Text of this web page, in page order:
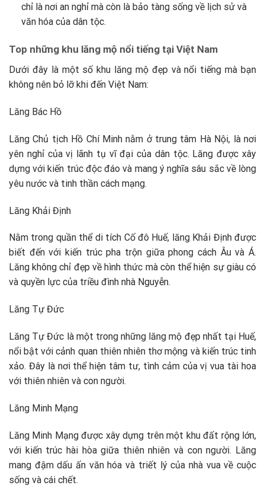
chỉ là nơi an nghỉ mà còn là bảo tàng sống về lịch sử và
văn hóa của dân tộc.
Top những khu lăng mộ nổi tiếng tại Việt Nam
Dưới đây là một số khu lăng mộ đẹp và nổi tiếng mà bạn
không nên bỏ lỡ khi đến Việt Nam:
Lăng Bác Hồ
Lăng Chủ tịch Hồ Chí Minh nằm ở trung tâm Hà Nội, là nơi
yên nghỉ của vị lãnh tụ vĩ đại của dân tộc. Lăng được xây
dựng với kiến trúc độc đáo và mang ý nghĩa sâu sắc về lòng
yêu nước và tinh thần cách mạng.
Lăng Khải Định
Nằm trong quần thể di tích Cố đô Huế, lăng Khải Định được
biết đến với kiến trúc pha trộn giữa phong cách Âu và Á.
Lăng không chỉ đẹp về hình thức mà còn thể hiện sự giàu có
và quyền lực của triều đình nhà Nguyễn.
Lăng Tự Đức
Lăng Tự Đức là một trong những lăng mộ đẹp nhất tại Huế,
nổi bật với cảnh quan thiên nhiên thơ mộng và kiến trúc tinh
xảo. Đây là nơi thể hiện tâm tư, tình cảm của vị vua tài hoa
với thiên nhiên và con người.
Lăng Minh Mạng
Lăng Minh Mạng được xây dựng trên một khu đất rộng lớn,
với kiến trúc hài hòa giữa thiên nhiên và con người. Lăng
mang đậm dấu ấn văn hóa và triết lý của nhà vua về cuộc
sống và cái chết.